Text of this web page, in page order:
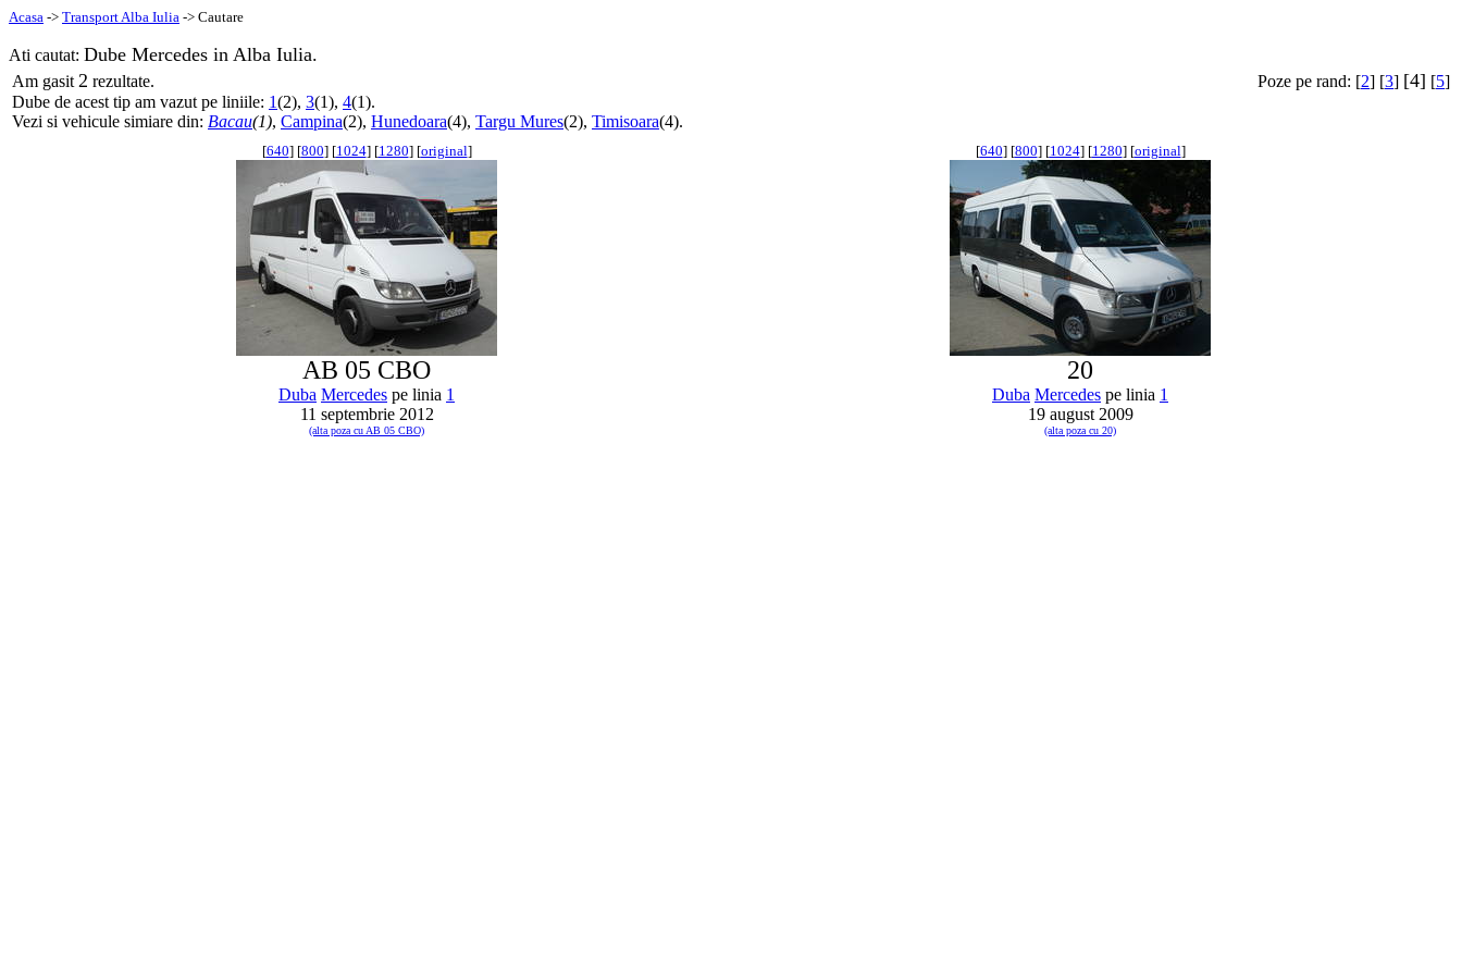
Acasa -> Transport Alba Iulia -> Cautare
Ati cautat: Dube Mercedes in Alba Iulia.
Am gasit 2 rezultate.
Dube de acest tip am vazut pe liniile: 1(2), 3(1), 4(1).
Vezi si vehicule simiare din: Bacau(1), Campina(2), Hunedoara(4), Targu Mures(2), Timisoara(4).
Poze pe rand: [2] [3] [4] [5]
[640] [800] [1024] [1280] [original]
AB 05 CBO
Duba Mercedes pe linia 1
11 septembrie 2012
(alta poza cu AB 05 CBO)
[640] [800] [1024] [1280] [original]
20
Duba Mercedes pe linia 1
19 august 2009
(alta poza cu 20)